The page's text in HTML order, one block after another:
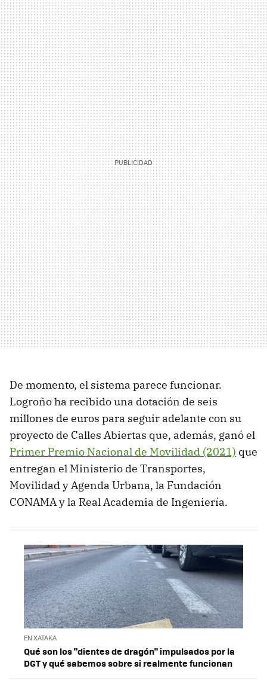
De momento, el sistema parece funcionar.
Logroño ha recibido una dotación de seis
millones de euros para seguir adelante con su
proyecto de Calles Abiertas que, además, ganó el
Primer Premio Nacional de Movilidad (2021) que
entregan el Ministerio de Transportes,
Movilidad y Agenda Urbana, la Fundación
CONAMA y la Real Academia de Ingeniería.
EN XATAKA
Qué son los "dientes de dragón" impulsados por la
DGT y qué sabemos sobre si realmente funcionan